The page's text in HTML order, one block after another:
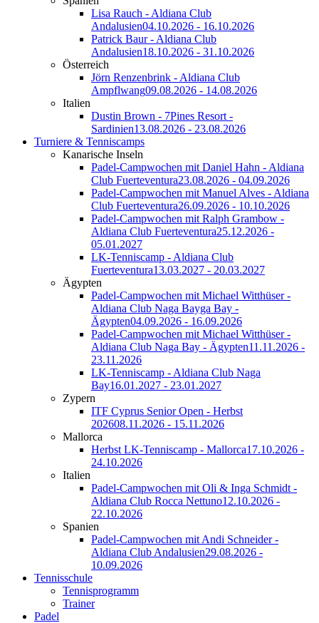
Lisa Rauch - Aldiana Club
Andalusien04.10.2026 - 16.10.2026
Patrick Baur - Aldiana Club
Andalusien18.10.2026 - 31.10.2026
Österreich
Jörn Renzenbrink - Aldiana Club
Ampflwang09.08.2026 - 14.08.2026
Italien
Dustin Brown - 7Pines Resort -
Sardinien13.08.2026 - 23.08.2026
Turniere & Tenniscamps
Kanarische Inseln
Padel-Campwochen mit Daniel Hahn - Aldiana
Club Fuerteventura23.08.2026 - 04.09.2026
Padel-Campwochen mit Manuel Alves - Aldiana
Club Fuerteventura26.09.2026 - 10.10.2026
Padel-Campwochen mit Ralph Grambow -
Aldiana Club Fuerteventura25.12.2026 -
05.01.2027
LK-Tenniscamp - Aldiana Club
Fuerteventura13.03.2027 - 20.03.2027
Ägypten
Padel-Campwochen mit Michael Witthüser -
Aldiana Club Naga Bayga Bay -
Ägypten04.09.2026 - 16.09.2026
Padel-Campwochen mit Michael Witthüser -
Aldiana Club Naga Bay - Ägypten11.11.2026 -
23.11.2026
LK-Tenniscamp - Aldiana Club Naga
Bay16.01.2027 - 23.01.2027
Zypern
ITF Cyprus Senior Open - Herbst
202608.11.2026 - 15.11.2026
Mallorca
Herbst LK-Tenniscamp - Mallorca17.10.2026 -
24.10.2026
Italien
Padel-Campwochen mit Oli & Inga Schmidt -
Aldiana Club Rocca Nettuno12.10.2026 -
22.10.2026
Spanien
Padel-Campwochen mit Andi Schneider -
Aldiana Club Andalusien29.08.2026 -
10.09.2026
Tennisschule
Tennisprogramm
Trainer
Padel